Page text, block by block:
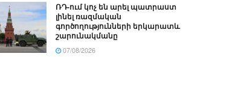
ՌԴ-ում կոչ են արել պատրաստ
լինել ռազմական
գործողությունների երկարատև
շարունակմանը
07/08/2026